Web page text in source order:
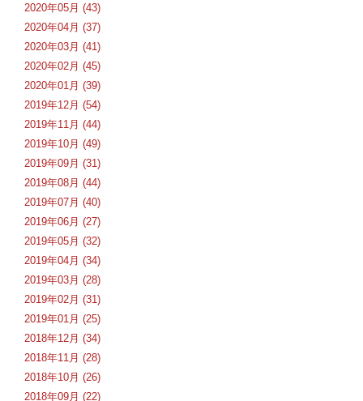
2020年05月 (43)
2020年04月 (37)
2020年03月 (41)
2020年02月 (45)
2020年01月 (39)
2019年12月 (54)
2019年11月 (44)
2019年10月 (49)
2019年09月 (31)
2019年08月 (44)
2019年07月 (40)
2019年06月 (27)
2019年05月 (32)
2019年04月 (34)
2019年03月 (28)
2019年02月 (31)
2019年01月 (25)
2018年12月 (34)
2018年11月 (28)
2018年10月 (26)
2018年09月 (22)